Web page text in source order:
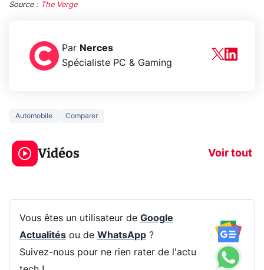
Source : The Verge
Par Nerces
Spécialiste PC & Gaming
Automobile Comparer
Vidéos Voir tout
3 écrans en 1 pour
319€ ? Voici L'AOC
CQ32G4ZA !
prochaine
Vous êtes un utilisateur de Google
Actualitésou de WhatsApp?
Suivez-nous pour ne rien rater de l'actu